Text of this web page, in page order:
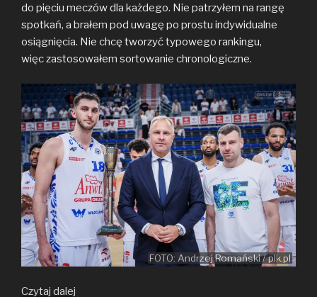
do pięciu meczów dla każdego. Nie patrzyłem na rangę
spotkań, a brałem pod uwagę po prostu indywidualne
osiągnięcia. Nie chcę tworzyć typowego rankingu,
więc zastosowałem sortowanie chronologiczne.
FOTO: Andrzej Romański / plk.pl
Czytaj dalej